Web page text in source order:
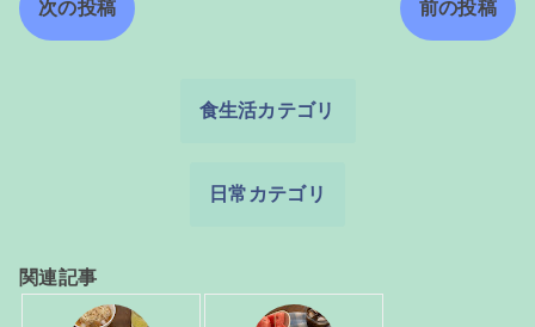
次の投稿 前の投稿
食生活カテゴリ
日常カテゴリ
関連記事